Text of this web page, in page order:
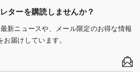
ターを購読しませんか？
新ニュースや、メール限定のお得な情報
お届けしています。